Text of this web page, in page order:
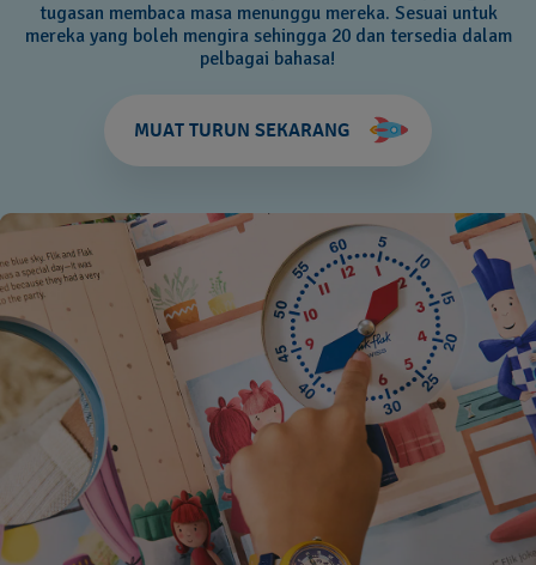
tugasan membaca masa menunggu mereka. Sesuai untuk
mereka yang boleh mengira sehingga 20 dan tersedia dalam
pelbagai bahasa!
MUAT TURUN SEKARANG